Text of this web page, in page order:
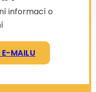
informací o
MAILU